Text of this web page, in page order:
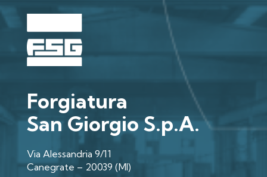
Forgiatura
San Giorgio S.p.A.
Via Alessandria 9/11
Canegrate – 20039 (MI)